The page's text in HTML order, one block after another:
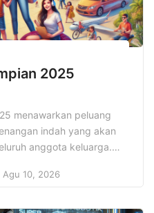
2025
menawarkan peluang
indah yang akan
anggota keluarga.
wisata alam yang
mendidik, pilihan untuk
Agu 10, 2026